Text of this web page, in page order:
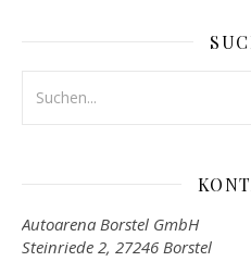
Autoarena Borstel GmbH
Steinriede 2, 27246 Borstel